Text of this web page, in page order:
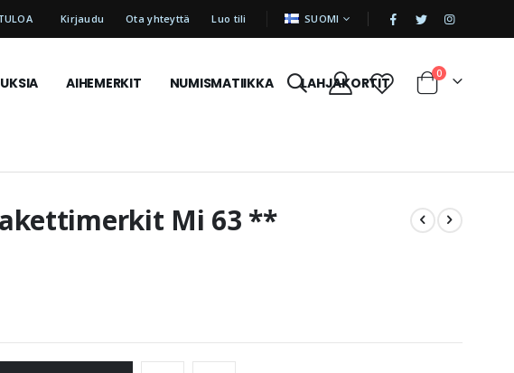
Kirjaudu Ota yhteyttä Luo tili KIELI SUOMI |
AIHEMERKIT NUMISMATIIKKA LAHJAKORTIT Cart
0tuotetta
Mi 63 **